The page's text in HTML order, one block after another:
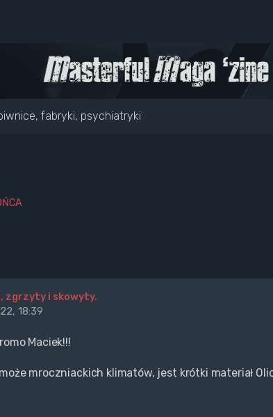
fabryki, psychiatryki
zgrzyty i skowyty.
18:39
Maciek!!!
mroczniackich klimatów, jest krótki materiał